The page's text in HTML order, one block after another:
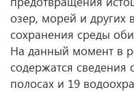
озер, морей и других
сохранения среды
На данный момент в
содержатся
полосах и 19